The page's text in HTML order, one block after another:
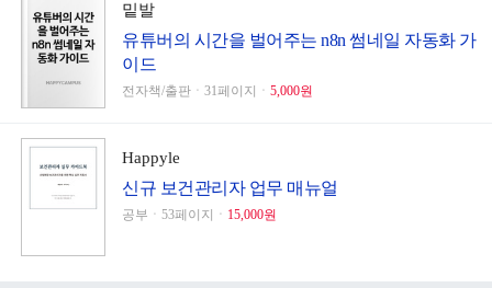
밑발
유튜버의 시간을 벌어주는 n8n 썸네일 자동화 가
이드
전자책/출판ㆍ31페이지ㆍ 5,000원
Happyle
신규 보건관리자 업무 매뉴얼
공부ㆍ53페이지ㆍ 15,000원